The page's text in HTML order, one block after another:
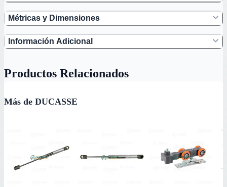
Métricas y Dimensiones
Información Adicional
Productos Relacionados
Más de DUCASSE